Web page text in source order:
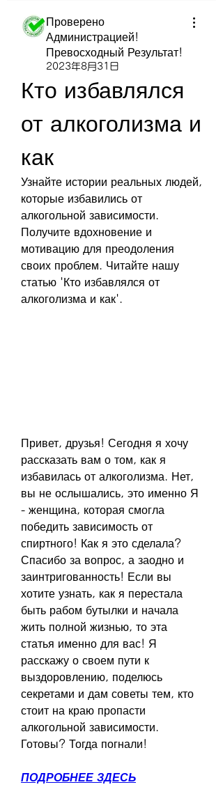
Проверено
Администрацией!
Превосходный Результат!
2023年8月31日
Кто избавлялся
от алкоголизма и
как
Узнайте истории реальных людей,
которые избавились от
алкогольной зависимости.
Получите вдохновение и
мотивацию для преодоления
своих проблем. Читайте нашу
статью 'Кто избавлялся от
алкоголизма и как'.
Привет, друзья! Сегодня я хочу
рассказать вам о том, как я
избавилась от алкоголизма. Нет,
вы не ослышались, это именно Я
- женщина, которая смогла
победить зависимость от
спиртного! Как я это сделала?
Спасибо за вопрос, а заодно и
заинтригованность! Если вы
хотите узнать, как я перестала
быть рабом бутылки и начала
жить полной жизнью, то эта
статья именно для вас! Я
расскажу о своем пути к
выздоровлению, поделюсь
секретами и дам советы тем, кто
стоит на краю пропасти
алкогольной зависимости.
Готовы? Тогда погнали!
ПОДРОБНЕЕ ЗДЕСЬ